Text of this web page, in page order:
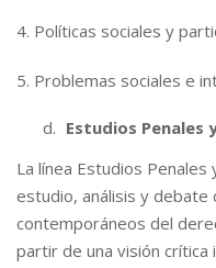
4. Políticas sociales y
5. Problemas sociales e
Estudios Penales
La línea Estudios
estudio, análisis y
contemporáneos del
partir de una visión